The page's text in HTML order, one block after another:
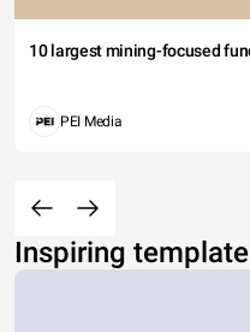
10 largest mining-focused
PEI Media
Inspiring